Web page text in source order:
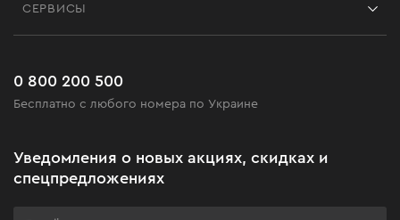
Черная пятница
Часто задаваемые вопросы
СЕРВИСЫ
0 800 200 500
Бесплатно с любого номера по Украине
Уведомления о новых акциях, скидках и
спецпредложениях